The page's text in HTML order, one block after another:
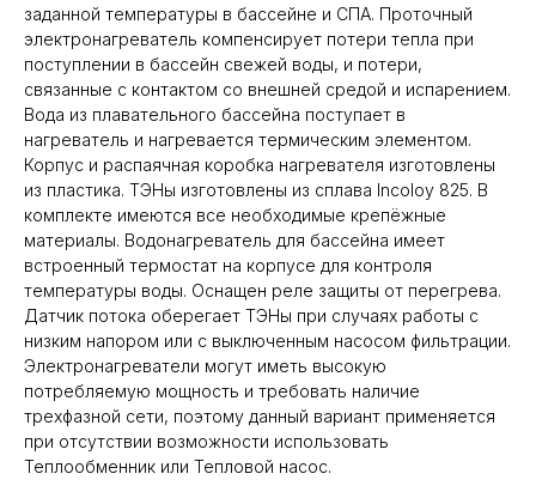
заданной температуры в бассейне и СПА. Проточный
электронагреватель компенсирует потери тепла при
поступлении в бассейн свежей воды, и потери,
связанные с контактом со внешней средой и испарением.
Вода из плавательного бассейна поступает в
нагреватель и нагревается термическим элементом.
Корпус и распаячная коробка нагревателя изготовлены
из пластика. ТЭНы изготовлены из сплава Incoloy 825. В
комплекте имеются все необходимые крепёжные
материалы. Водонагреватель для бассейна имеет
встроенный термостат на корпусе для контроля
температуры воды. Оснащен реле защиты от перегрева.
Датчик потока оберегает ТЭНы при случаях работы с
низким напором или с выключенным насосом фильтрации.
Электронагреватели могут иметь высокую
потребляемую мощность и требовать наличие
трехфазной сети, поэтому данный вариант применяется
при отсутствии возможности использовать
Теплообменник или Тепловой насос.